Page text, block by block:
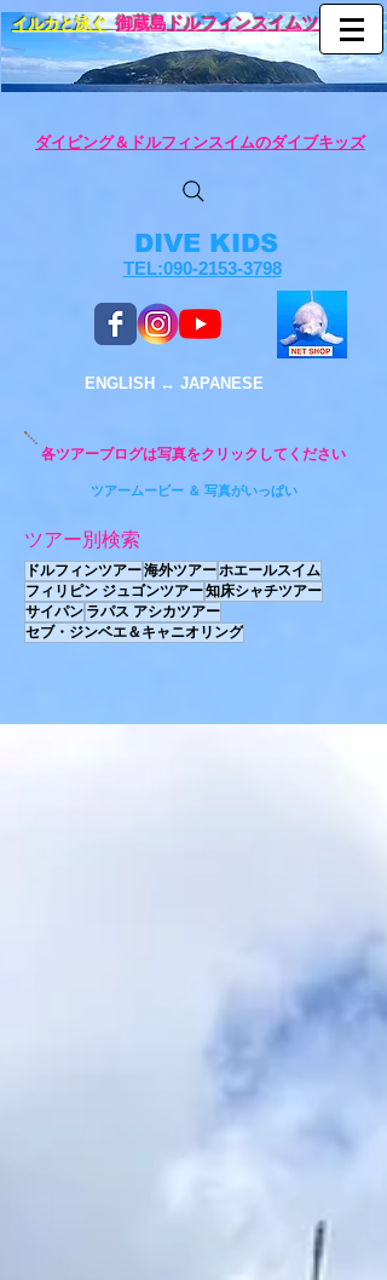
イルカと泳ぐ 御蔵島ドルフィンスイムツアー
ダイビング＆ドルフィンスイムのダイブキッズ
DIVE KIDS
TEL:090-2153-3798
ENGLISH ↔︎ JAPANESE
各ツアーブログは写真をクリックしてください
ツアームービー ＆ 写真がいっぱい
ツアー別検索
ドルフィンツアー海外ツアーホエールスイム
フィリピン ジュゴンツアー知床シャチツアー
サイパン ラパス アシカツアー
セブ・ジンベエ＆キャニオリング